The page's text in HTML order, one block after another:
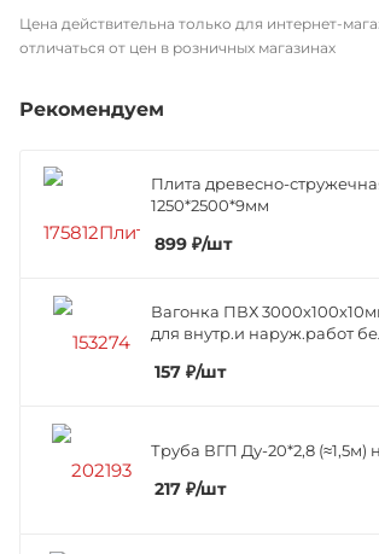
Цена действительна только для интернет-
отличаться от цен в розничных магазинах
Рекомендуем
Плита древесно-
1250*2500*9мм
899 ₽/шт
Вагонка ПВХ
для внутр.и наруж.работ
157 ₽/шт
Труба ВГП Ду-20*2,8
217 ₽/шт